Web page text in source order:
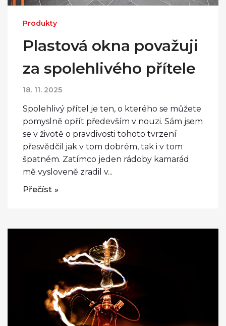
Produkty
Plastová okna považuji
za spolehlivého přítele
18. 11. 2025
Spolehlivý přítel je ten, o kterého se můžete
pomyslně opřít především v nouzi. Sám jsem
se v životě o pravdivosti tohoto tvrzení
přesvědčil jak v tom dobrém, tak i v tom
špatném. Zatímco jeden rádoby kamarád
mě vysloveně zradil v...
Přečíst